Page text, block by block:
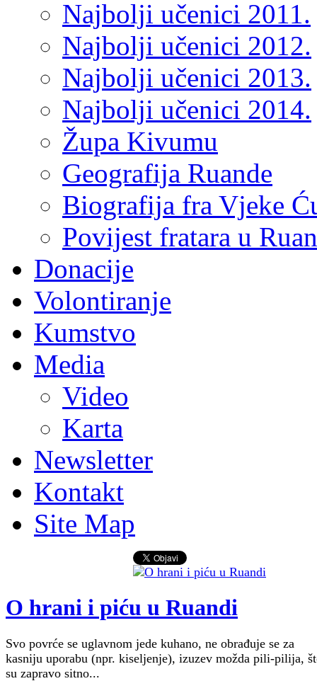
Najbolji učenici 2011.
Najbolji učenici 2012.
Najbolji učenici 2013.
Najbolji učenici 2014.
Župa Kivumu
Geografija Ruande
Biografija fra Vjeke
Povijest fratara u
Donacije
Volontiranje
Kumstvo
Media
Video
Karta
Newsletter
Kontakt
Site Map
O hrani i piću u Ruandi
Svo povrće se uglavnom jede kuhano, ne obrađuje se za
kasniju uporabu (npr. kiseljenje), izuzev možda pili-pilija,
su zapravo sitno...